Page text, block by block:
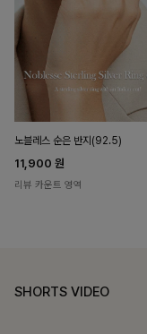
노블레스 순은 반지(92.5)
11,900 원
리뷰 카운트 영역
SHORTS VIDEO